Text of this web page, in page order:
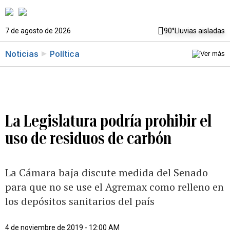
7 de agosto de 2026 90°Lluvias aisladas
Noticias Política
La Legislatura podría prohibir el
uso de residuos de carbón
La Cámara baja discute medida del Senado
para que no se use el Agremax como relleno en
los depósitos sanitarios del país
4 de noviembre de 2019 - 12:00 AM